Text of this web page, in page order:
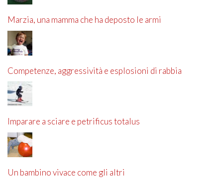
Marzia, una mamma che ha deposto le armi
Competenze, aggressività e esplosioni di rabbia
Imparare a sciare e petrificus totalus
Un bambino vivace come gli altri